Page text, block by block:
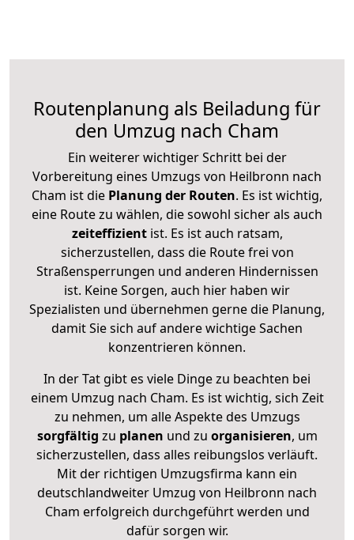
Routenplanung als Beiladung für
den Umzug nach Cham
Ein weiterer wichtiger Schritt bei der
Vorbereitung eines Umzugs von Heilbronn nach
Cham ist die Planung der Routen. Es ist wichtig,
eine Route zu wählen, die sowohl sicher als auch
zeiteffizientist. Es ist auch ratsam,
sicherzustellen, dass die Route frei von
Straßensperrungen und anderen Hindernissen
ist. Keine Sorgen, auch hier haben wir
Spezialisten und übernehmen gerne die Planung,
damit Sie sich auf andere wichtige Sachen
konzentrieren können.
In der Tat gibt es viele Dinge zu beachten bei
einem Umzug nach Cham. Es ist wichtig, sich Zeit
zu nehmen, um alle Aspekte des Umzugs
sorgfältig zu planen und zu organisieren, um
sicherzustellen, dass alles reibungslos verläuft.
Mit der richtigen Umzugsfirma kann ein
deutschlandweiter Umzug von Heilbronn nach
Cham erfolgreich durchgeführt werden und
dafür sorgen wir.